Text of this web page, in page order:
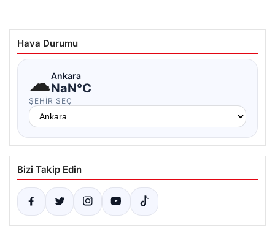
Hava Durumu
☁Ankara
NaN°C
ŞEHIR SEÇ
Bizi Takip Edin